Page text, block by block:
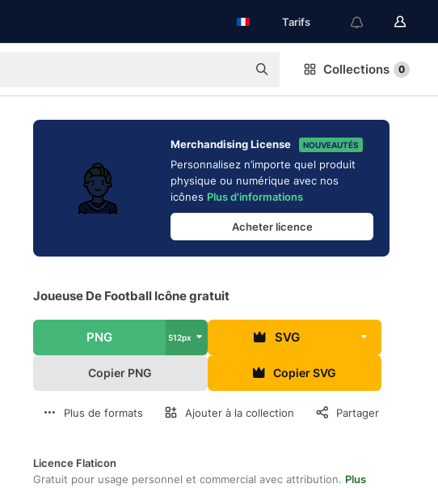
Tarifs
Collections 0
Merchandising License NOUVEAUTÉS
Personnalisez n’importe quel produit
physique ou numérique avec nos
icônes Plus d'informations
Acheter licence
Joueuse De Football Icône gratuit
PNG 512px SVG
Copier PNG Copier SVG
Plus de formats Ajouter à la collection Partager
Licence Flaticon
Gratuit pour usage personnel et commercial avec attribution. Plus